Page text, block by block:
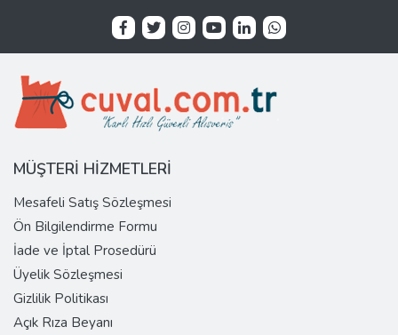
MÜŞTERİ HİZMETLERİ
Mesafeli Satış Sözleşmesi
Ön Bilgilendirme Formu
İade ve İptal Prosedürü
Üyelik Sözleşmesi
Gizlilik Politikası
Açık Rıza Beyanı